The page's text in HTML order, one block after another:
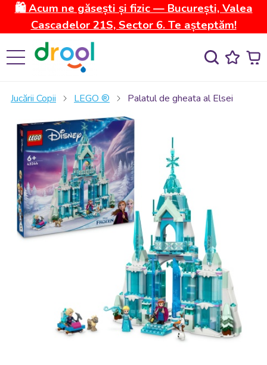
🛍️ Acum ne găsești și fizic — București, Valea
Cascadelor 21S, Sector 6. Te așteptăm!
Jucării Copii LEGO ® Palatul de gheata al Elsei